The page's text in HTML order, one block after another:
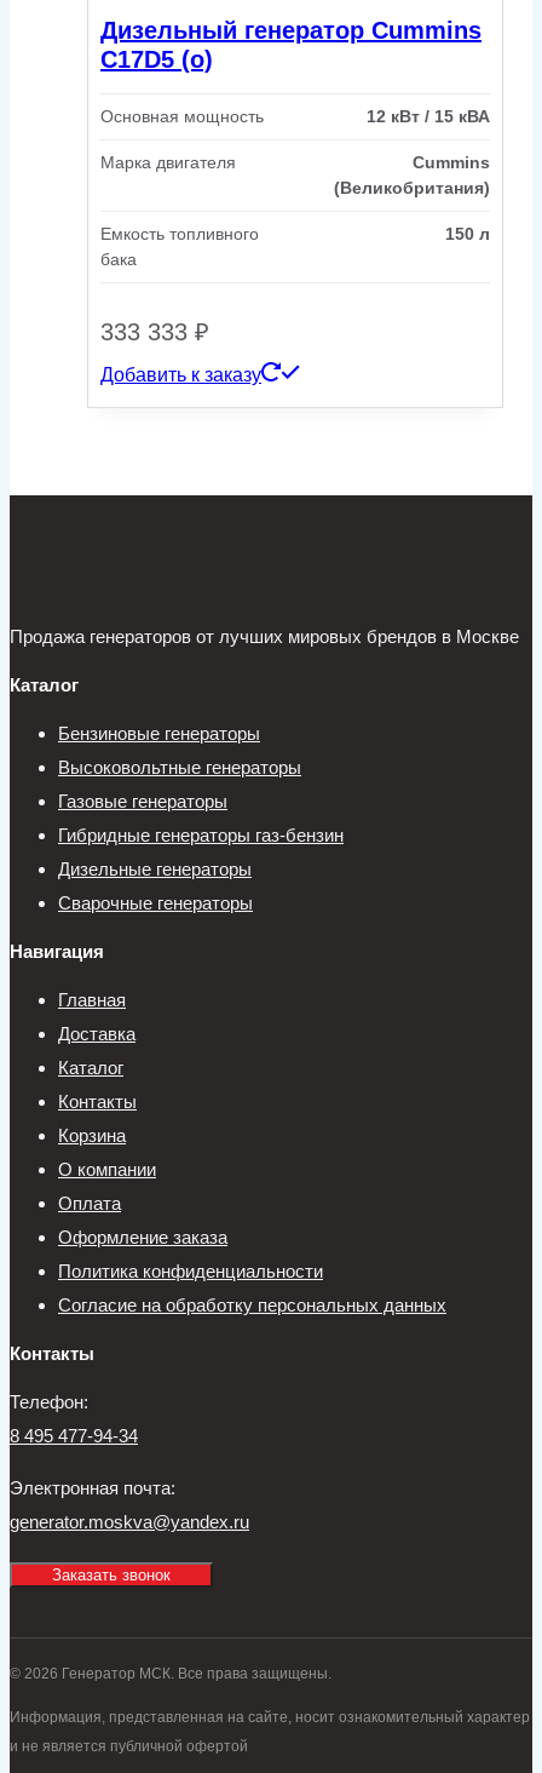
Дизельный генератор Cummins
C17D5 (o)
Основная мощность 12 кВт / 15 кВА
Марка двигателя
Cummins
(Великобритания)
Емкость топливного
бака
150 л
333 333 ₽
Добавить к заказу
Продажа генераторов от лучших мировых брендов в Москве
Каталог
Бензиновые генераторы
Высоковольтные генераторы
Газовые генераторы
Гибридные генераторы газ-бензин
Дизельные генераторы
Сварочные генераторы
Навигация
Главная
Доставка
Каталог
Контакты
Корзина
О компании
Оплата
Оформление заказа
Политика конфиденциальности
Согласие на обработку персональных данных
Контакты
Телефон:
8 495 477-94-34
Электронная почта:
generator.moskva@yandex.ru
Заказать звонок
© 2026 Генератор МСК. Все права защищены.
Информация, представленная на сайте, носит ознакомительный характер
и не является публичной офертой